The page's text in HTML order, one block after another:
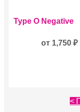
Этот
товар
несколько
Type O Negative
от 1,750 ₽
<